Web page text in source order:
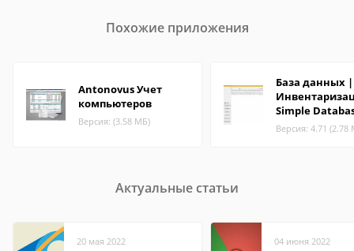
Похожие приложения
Antonovus Учет
компьютеров
Версия: (3.58 МБ)
База данных |
Simple
Версия: 4.71 (2.78
Актуальные статьи
20 мая 2022 04 июня 2022